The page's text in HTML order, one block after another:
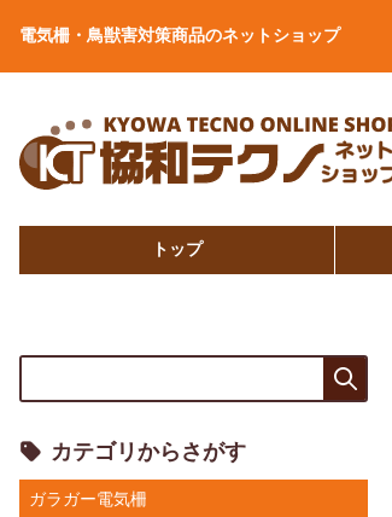
電気柵・鳥獣害対策商品のネットショップ
トップ
カテゴリからさがす
ガラガー電気柵